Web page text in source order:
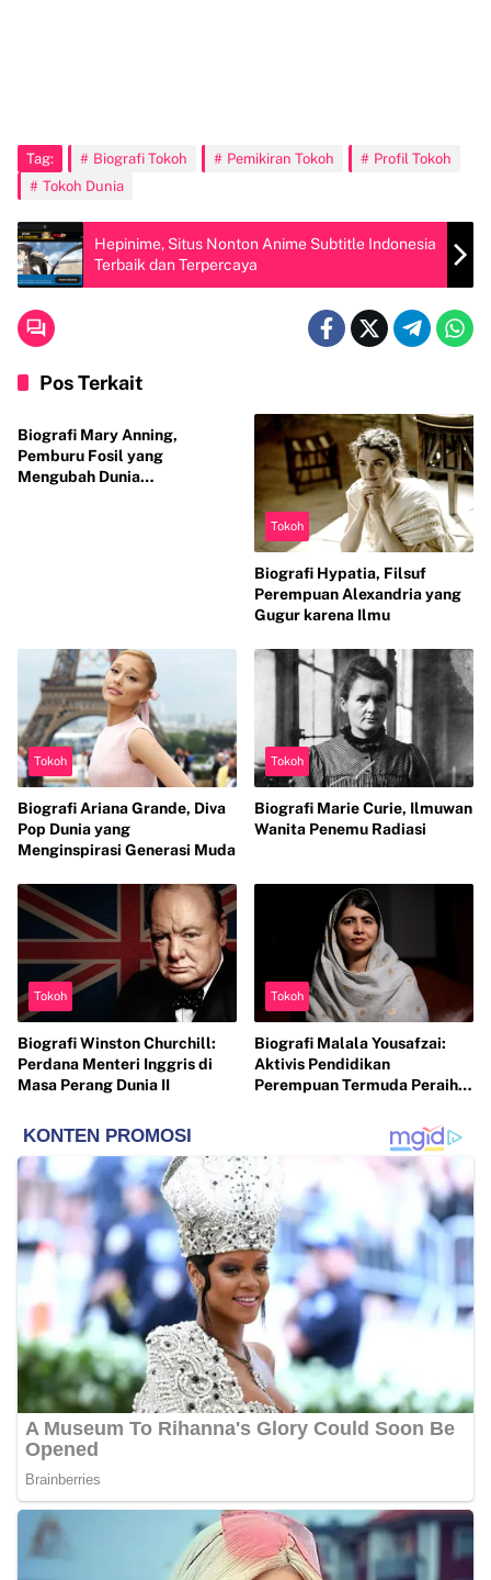
Tag: Biografi Tokoh Pemikiran Tokoh
Profil Tokoh
Tokoh Dunia
Hepinime, Situs Nonton Anime Subtitle Indonesia
Terbaik dan Terpercaya
Pos Terkait
Tokoh
Biografi Mary Anning,
Pemburu Fosil yang
Mengubah Dunia
Tokoh
Biografi Hypatia, Filsuf
Perempuan Alexandria yang
Gugur karena Ilmu
Tokoh
Biografi Ariana Grande, Diva
Pop Dunia yang
Menginspirasi Generasi Muda
Tokoh
Biografi Marie Curie, Ilmuwan
Wanita Penemu Radiasi
Tokoh
Biografi Winston Churchill:
Perdana Menteri Inggris di
Masa Perang Dunia II
Tokoh
Biografi Malala Yousafzai:
Aktivis Pendidikan
Perempuan Termuda Peraih